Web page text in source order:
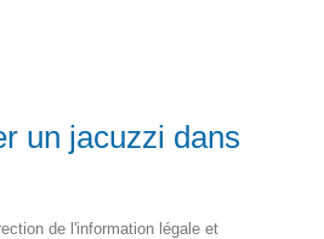
un jacuzzi dans
de l'information légale et